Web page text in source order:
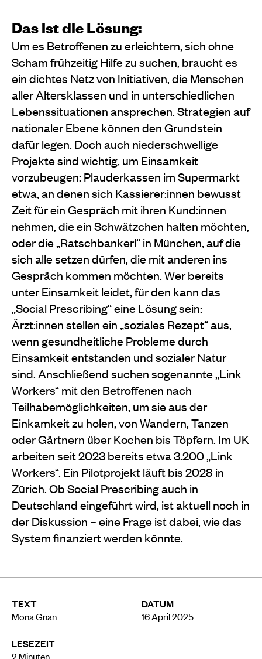
TEXT
Mona Gnan
LESEZEIT
2 Minuten
DATUM
16 April 2025
Das ist die Lösung:
Um es Betroffenen zu erleichtern, sich ohne
Scham frühzeitig Hilfe zu suchen, braucht es
ein dichtes Netz von Initiativen, die Menschen
aller Altersklassen und in unterschiedlichen
Lebenssituationen ansprechen. Strategien auf
nationaler Ebene können den Grundstein
dafür legen. Doch auch niederschwellige
Projekte sind wichtig, um Einsamkeit
vorzubeugen: Plauderkassen im Supermarkt
etwa, an denen sich Kassierer:innen bewusst
Zeit für ein Gespräch mit ihren Kund:innen
nehmen, die ein Schwätzchen halten möchten,
oder die „Ratschbankerl“ in München, auf die
sich alle setzen dürfen, die mit anderen ins
Gespräch kommen möchten. Wer bereits
unter Einsamkeit leidet, für den kann das
„Social Prescribing“ eine Lösung sein:
Ärzt:innen stellen ein „soziales Rezept“ aus,
wenn gesundheitliche Probleme durch
Einsamkeit entstanden und sozialer Natur
sind. Anschließend suchen sogenannte „Link
Workers“ mit den Betroffenen nach
Teilhabemöglichkeiten, um sie aus der
Einkamkeit zu holen, von Wandern, Tanzen
oder Gärtnern über Kochen bis Töpfern. Im UK
arbeiten seit 2023 bereits etwa 3.200 „Link
Workers“. Ein Pilotprojekt läuft bis 2028 in
Zürich. Ob Social Prescribing auch in
Deutschland eingeführt wird, ist aktuell noch in
der Diskussion – eine Frage ist dabei, wie das
System finanziert werden könnte.